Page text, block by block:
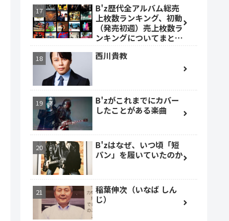
B'z歴代全アルバム総売
上枚数ランキング、初動
（発売初週）売上枚数ラ
ンキングについてまとめ
西川貴教
B'zがこれまでにカバー
したことがある楽曲
B'zはなぜ、いつ頃「短
パン」を履いていたのか
稲葉伸次（いなば しん
じ）